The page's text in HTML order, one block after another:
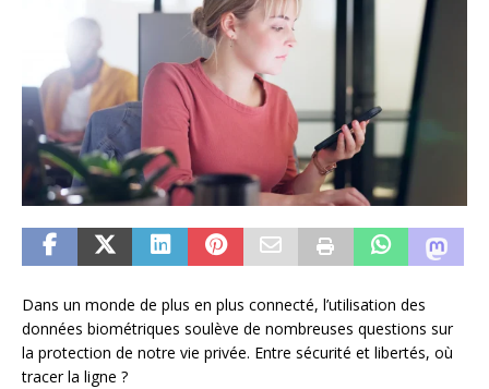
Dans un monde de plus en plus connecté, l’utilisation des
données biométriques soulève de nombreuses questions sur
la protection de notre vie privée. Entre sécurité et libertés, où
tracer la ligne ?